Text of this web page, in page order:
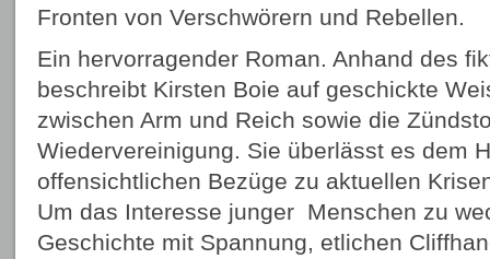
Fronten von Verschwörern und Rebellen.
Ein hervorragender Roman. Anhand des
beschreibt Kirsten Boie auf geschickte
zwischen Arm und Reich sowie die
Wiedervereinigung. Sie überlässt es dem
offensichtlichen Bezüge zu aktuellen
Um das Interesse junger Menschen zu
Geschichte mit Spannung, etlichen